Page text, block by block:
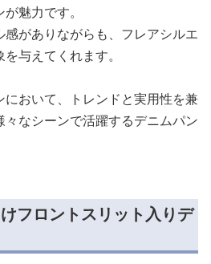
魅力です。
がありながらも、フレアシルエ
与えてくれます。
において、トレンドと実用性を兼
なシーンで活躍するデニムパン
フロントスリット入りデ